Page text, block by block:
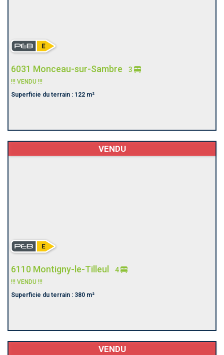
6031 Monceau-sur-Sambre 3
!!! VENDU !!!
Superficie du terrain : 122 m²
VENDU
6110 Montigny-le-Tilleul 4
!!! VENDU !!!
Superficie du terrain : 380 m²
VENDU